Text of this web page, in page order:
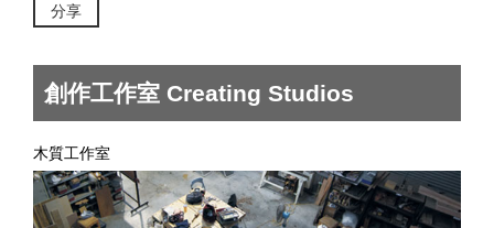
分享
創作工作室 Creating Studios
木質工作室